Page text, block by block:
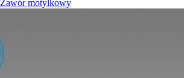
Zawór motylkowy